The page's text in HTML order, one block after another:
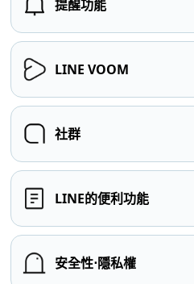
提醒功能
LINE VOOM
社群
LINE的便利功能
安全性⋅隱私權